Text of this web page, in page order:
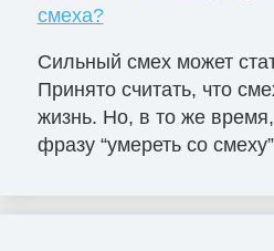
смеха?
Сильный смех может
Принято считать, что
жизнь. Но, в то же
фразу “умереть со